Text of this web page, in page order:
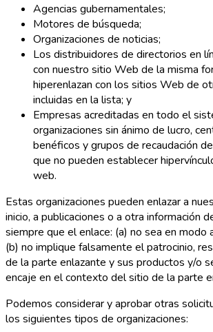
Agencias gubernamentales;
Motores de búsqueda;
Organizaciones de noticias;
Los distribuidores de directorios en
con nuestro sitio Web de la misma
hiperenlazan con los sitios Web de
incluidas en la lista; y
Empresas acreditadas en todo el
organizaciones sin ánimo de lucro,
benéficos y grupos de recaudación
que no pueden establecer
web.
Estas organizaciones pueden enlazar a
inicio, a publicaciones o a otra información
siempre que el enlace: (a) no sea en modo
(b) no implique falsamente el patrocinio,
de la parte enlazante y sus productos y/o
encaje en el contexto del sitio de la parte
Podemos considerar y aprobar otras
los siguientes tipos de organizaciones: